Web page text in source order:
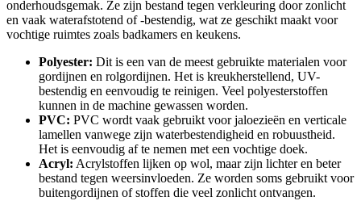
onderhoudsgemak. Ze zijn bestand tegen verkleuring door zonlicht
en vaak waterafstotend of -bestendig, wat ze geschikt maakt voor
vochtige ruimtes zoals badkamers en keukens.
Polyester: Dit is een van de meest gebruikte materialen voor
gordijnen en rolgordijnen. Het is kreukherstellend, UV-
bestendig en eenvoudig te reinigen. Veel polyesterstoffen
kunnen in de machine gewassen worden.
PVC: PVC wordt vaak gebruikt voor jaloezieën en verticale
lamellen vanwege zijn waterbestendigheid en robuustheid.
Het is eenvoudig af te nemen met een vochtige doek.
Acryl: Acrylstoffen lijken op wol, maar zijn lichter en beter
bestand tegen weersinvloeden. Ze worden soms gebruikt voor
buitengordijnen of stoffen die veel zonlicht ontvangen.